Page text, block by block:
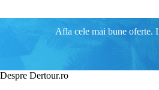
Afla cele mai bune oferte.
Despre Dertour.ro